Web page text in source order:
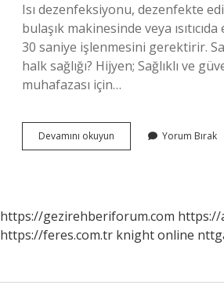
Isı dezenfeksiyonu, dezenfekte
bulaşık makinesinde veya
30 saniye işlenmesini gerektirir.
halk sağlığı? Hijyen; Sağlıklı ve
muhafazası için…
Devamını okuyun Sanitasyon
Hizmetleri
Yorum Bırak
https://gezirehberiforum.com https://
https://feres.com.tr knight online